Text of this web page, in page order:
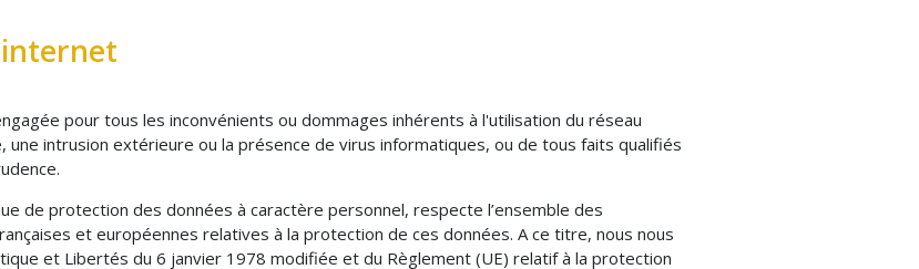
internet
pour tous les inconvénients ou dommages inhérents à l'utilisation du réseau
intrusion extérieure ou la présence de virus informatiques, ou de tous faits qualifiés
de protection des données à caractère personnel, respecte l’ensemble des
et européennes relatives à la protection de ces données. A ce titre, nous nous
et Libertés du 6 janvier 1978 modifiée et du Règlement (UE) relatif à la protection